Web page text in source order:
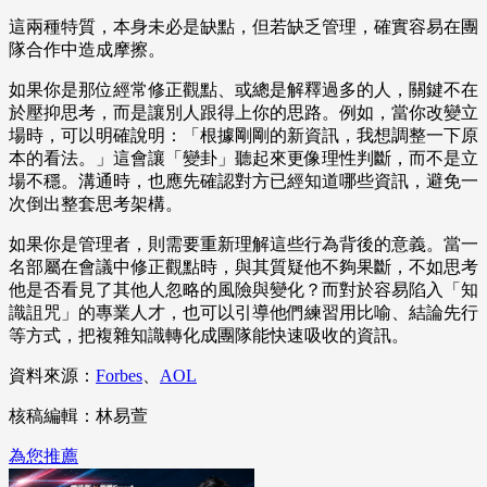
這兩種特質，本身未必是缺點，但若缺乏管理，確實容易在團
隊合作中造成摩擦。
如果你是那位經常修正觀點、或總是解釋過多的人，關鍵不在
於壓抑思考，而是讓別人跟得上你的思路。例如，當你改變立
場時，可以明確說明：「根據剛剛的新資訊，我想調整一下原
本的看法。」這會讓「變卦」聽起來更像理性判斷，而不是立
場不穩。溝通時，也應先確認對方已經知道哪些資訊，避免一
次倒出整套思考架構。
如果你是管理者，則需要重新理解這些行為背後的意義。當一
名部屬在會議中修正觀點時，與其質疑他不夠果斷，不如思考
他是否看見了其他人忽略的風險與變化？而對於容易陷入「知
識詛咒」的專業人才，也可以引導他們練習用比喻、結論先行
等方式，把複雜知識轉化成團隊能快速吸收的資訊。
資料來源： Forbes AOL
核稿編輯：林易萱
為您推薦